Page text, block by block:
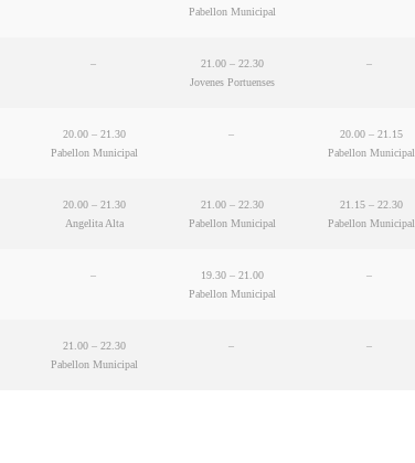
Pabellon Municipal
–
21.00 – 22.30
Jovenes Portuenses
–
20.00 – 21.30
Pabellon Municipal
–
20.00 – 21.15
Pabellon Municipal
20.00 – 21.30
Angelita Alta
21.00 – 22.30
Pabellon Municipal
21.15 – 22.30
Pabellon Municipal
–
19.30 – 21.00
Pabellon Municipal
–
21.00 – 22.30
Pabellon Municipal
– –